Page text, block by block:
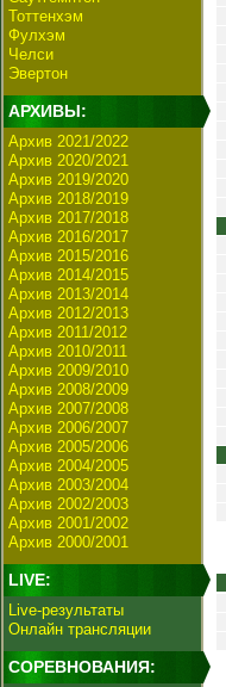
Тоттенхэм
Фулхэм
Челси
Эвертон
АРХИВЫ:
Архив 2021/2022
Архив 2020/2021
Архив 2019/2020
Архив 2018/2019
Архив 2017/2018
Архив 2016/2017
Архив 2015/2016
Архив 2014/2015
Архив 2013/2014
Архив 2012/2013
Архив 2011/2012
Архив 2010/2011
Архив 2009/2010
Архив 2008/2009
Архив 2007/2008
Архив 2006/2007
Архив 2005/2006
Архив 2004/2005
Архив 2003/2004
Архив 2002/2003
Архив 2001/2002
Архив 2000/2001
LIVE:
Live-результаты
Онлайн трансляции
СОРЕВНОВАНИЯ: